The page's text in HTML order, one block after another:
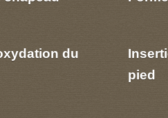
du
pied